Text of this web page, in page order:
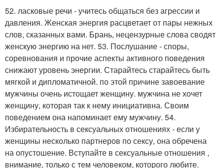
52. ласковые речи - учитесь общаться без агрессии и
давления. Женская энергия расцветает от пары нежных
слов, сказанных вами. Брань, нецензурные слова сводят
женскую энергию на нет. 53. Послушание - споры,
соревнования и прочие аспекты активного поведения
снижают уровень энергии. Старайтесь старайтесь быть
мягкой и дипломатичной. по этой причине завоевание
мужчины очень истощает женщину. мужчина не хочет
женщину, которая так к нему инициативна. Своим
поведением она напоминает ему мужчину. 54.
Избирательность в сексуальных отношениях - если у
женщины несколько партнеров по сексу, она обречена
на опустошение. Вступайте в сексуальные отношения ,
внимание, только с тем человеком, которого любите.